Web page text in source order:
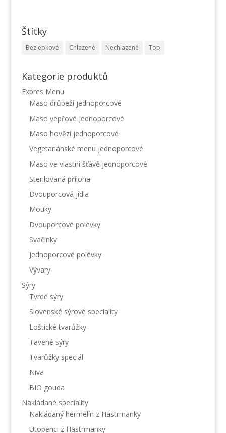
Štítky
Bezlepkové Chlazené Nechlazené Top
Kategorie produktů
Expres Menu
Maso drůbeží jednoporcové
Maso vepřové jednoporcové
Maso hovězí jednoporcové
Vegetariánské menu jednoporcové
Maso ve vlastní šťávě jednoporcové
Sterilovaná příloha
Dvouporcová jídla
Mouky
Dvouporcové polévky
Svačinky
Jednoporcové polévky
Vývary
Sýry
Tvrdé sýry
Slovenské sýrové speciality
Loštické tvarůžky
Tavené sýry
Tvarůžky speciál
Niva
BIO gouda
Nakládané speciality
Nakládaný hermelín z Hastrmanky
Utopenci z Hastrmanky